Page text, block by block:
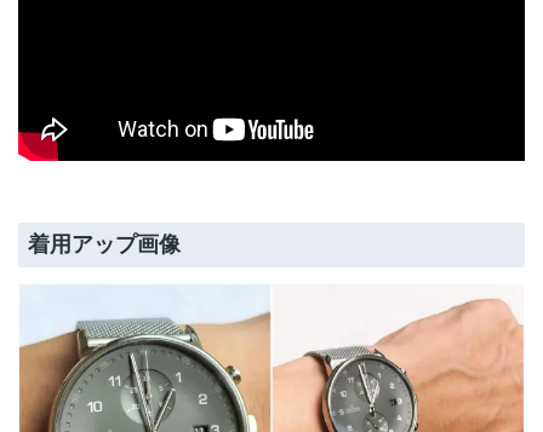
着用アップ画像